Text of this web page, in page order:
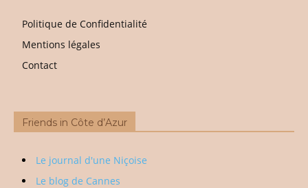
Politique de Confidentialité
Mentions légales
Contact
Friends in Côte d’Azur
Le journal d'une Niçoise
Le blog de Cannes